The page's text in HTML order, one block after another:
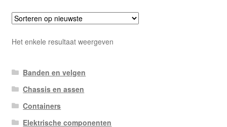
Het enkele resultaat weergeven
Banden en velgen
Chassis en assen
Containers
Elektrische componenten